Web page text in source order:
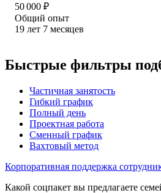
50 000 ₽
Общий опыт
19 лет 7 месяцев
Быстрые фильтры
Частичная занятость
Гибкий график
Полный день
Проектная работа
Сменный график
Вахтовый метод
Корпоративная поддержка
Какой соцпакет вы предлагаете